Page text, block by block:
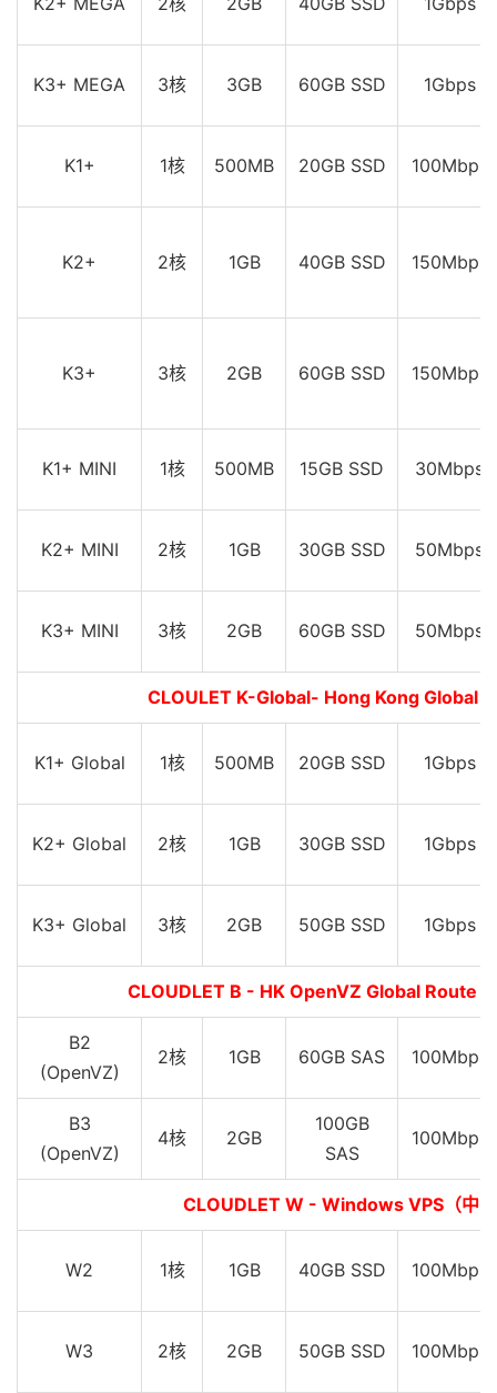
K3+ MEGA 3核 3GB 60GB SSD 1Gbps
K1+ 1核 500MB 20GB SSD 100Mbps
K2+ 2核 1GB 40GB SSD 150Mbps
K3+ 3核 2GB 60GB SSD 150Mbps
K1+ MINI 1核 500MB 15GB SSD 30Mbps
K2+ MINI 2核 1GB 30GB SSD 50Mbps
K3+ MINI 3核 2GB 60GB SSD 50Mbps
CLOULET K-Global- Hong Kong Global
K1+ Global 1核 500MB 20GB SSD 1Gbps
K2+ Global 2核 1GB 30GB SSD 1Gbps
K3+ Global 3核 2GB 50GB SSD 1Gbps
CLOUDLET B - HK OpenVZ Global Route
B2
(OpenVZ)
2核 1GB 60GB SAS 100Mbps
B3
(OpenVZ)
4核 2GB
100GB
SAS
100Mbps
CLOUDLET W - Windows VPS（中
W2 1核 1GB 40GB SSD 100Mbps
W3 2核 2GB 50GB SSD 100Mbps